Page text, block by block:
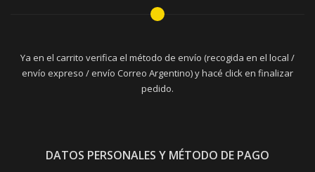
Ya en el carrito verifica el método de envío (recogida en el local /
envío expreso / envío Correo Argentino) y hacé click en finalizar
pedido.
DATOS PERSONALES Y MÉTODO DE PAGO